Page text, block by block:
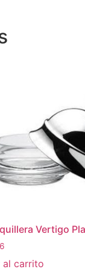
Vertigo
al carrito